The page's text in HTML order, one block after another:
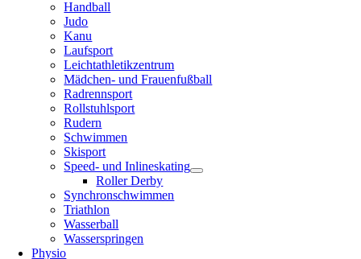
Handball
Judo
Kanu
Laufsport
Leichtathletikzentrum
Mädchen- und Frauenfußball
Radrennsport
Rollstuhlsport
Rudern
Schwimmen
Skisport
Speed- und Inlineskating
Roller Derby
Synchronschwimmen
Triathlon
Wasserball
Wasserspringen
Physio